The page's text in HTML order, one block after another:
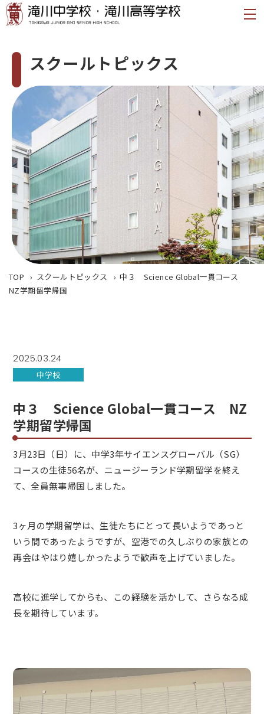
スクールトピックス
TOP スクールトピックス
中３ Science Global一貫コース
NZ学期留学帰国
2025.03.24
中学校
中３ Science Global一貫コース NZ
学期留学帰国
3月23日（日）に、中学3年サイエンスグローバル（SG）
コースの生徒56名が、ニュージーランド学期留学を終え
て、全員無事帰国しました。
3ヶ月の学期留学は、生徒たちにとって長いようであっと
いう間であったようですが、空港での久しぶりの家族との
再会はやはり嬉しかったようで歓声を上げていました。
高校に進学してからも、この経験を活かして、さらなる成
長を期待しています。